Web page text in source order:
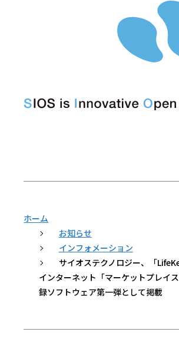
ホーム
お知らせ
インフォメーション
サイオステクノロジー、「
インターネット「マーケットプレイ
録ソフトウェア第一弾として掲載